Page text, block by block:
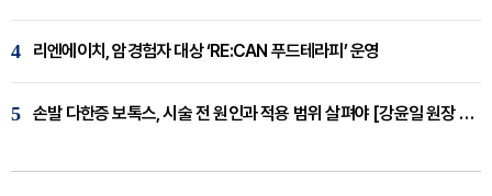
4 리엔에이치, 암경험자 대상 ‘RE:CAN 푸드테라피’ 운영
5 손발 다한증 보톡스, 시술 전 원인과 적용 범위 살펴야 [강윤일 원장 칼럼]